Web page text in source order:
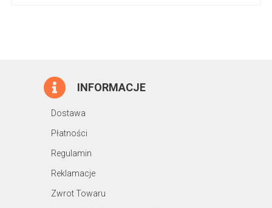
INFORMACJE
Dostawa
Płatności
Regulamin
Reklamacje
Zwrot Towaru